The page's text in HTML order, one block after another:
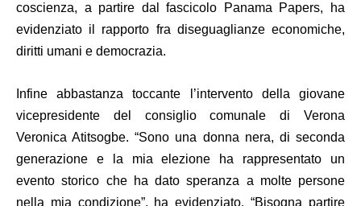
coscienza, a partire dal fascicolo Panama Papers, ha
evidenziato il rapporto fra diseguaglianze economiche,
diritti umani e democrazia.
Infine abbastanza toccante l’intervento della giovane
vicepresidente del consiglio comunale di Verona
Veronica Atitsogbe. “Sono una donna nera, di seconda
generazione e la mia elezione ha rappresentato un
evento storico che ha dato speranza a molte persone
nella mia condizione”, ha evidenziato. “Bisogna partire